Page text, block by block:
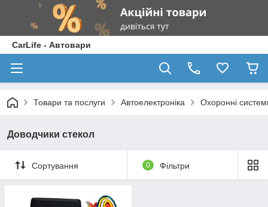
CarLife - Автовари
Товари та послуги Автоелектроніка Охоронні
Доводчики стекол
Сортування 0 Фільтри